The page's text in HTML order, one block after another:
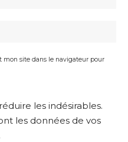
mon site dans le navigateur pour
les indésirables.
les données de vos